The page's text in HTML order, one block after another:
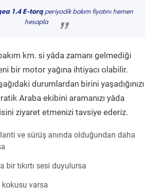
1.4 E-torqperiyodik bakım fiyatını hemen
hesapla
”
km. si yâda zamanı gelmediği
bir motor yağına ihtiyacı olabilir.
durumlardan birini yaşadığınızı
Araba ekibini aramanızı yâda
ziyaret etmenizi tavsiye ederiz.
ve sürüş anında olduğundan daha
bir tıkırtı sesi duyulursa
kokusu varsa